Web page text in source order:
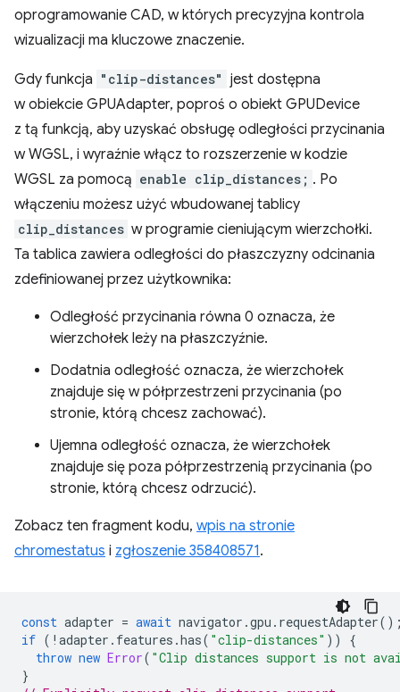
oprogramowanie CAD, w których precyzyjna kontrola
wizualizacji ma kluczowe znaczenie.
Gdy funkcja "clip-distances" jest dostępna
w obiekcie GPUAdapter, poproś o obiekt GPUDevice
z tą funkcją, aby uzyskać obsługę odległości przycinania
w WGSL, i wyraźnie włącz to rozszerzenie w kodzie
WGSL za pomocą enable clip_distances; . Po
włączeniu możesz użyć wbudowanej tablicy
clip_distances w programie cieniującym wierzchołki.
Ta tablica zawiera odległości do płaszczyzny odcinania
zdefiniowanej przez użytkownika:
Odległość przycinania równa 0 oznacza, że
wierzchołek leży na płaszczyźnie.
Dodatnia odległość oznacza, że wierzchołek
znajduje się w półprzestrzeni przycinania (po
stronie, którą chcesz zachować).
Ujemna odległość oznacza, że wierzchołek
znajduje się poza półprzestrzenią przycinania (po
stronie, którą chcesz odrzucić).
Zobacz ten fragment kodu, wpis na stronie
chromestatus i zgłoszenie 358408571.
const adapter = await navigator .gpu . requestAdapter
if ( ! adapter . features .has( "clip-distances" ))
{
throw new Error( "Clip distances support is not
}